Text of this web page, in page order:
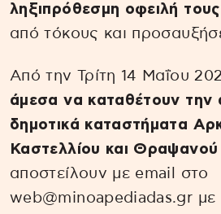
ληξιπρόθεσμη οφειλή τους
από τόκους και
Από την Τρίτη 14 Μαΐου
άμεσα να καταθέτουν την
δημοτικά καταστήματα
Καστελλίου και Θραψανού
αποστείλουν με email στο
web@minoapediadas.gr με